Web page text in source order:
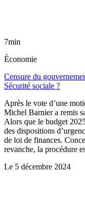
7min
Économie
Censure du
Sécurité sociale ?
Après le vote d’une
Michel Barnier a remis
Alors que le budget
des dispositions
de loi de finances.
revanche, la procédure
Le 5 décembre 2024